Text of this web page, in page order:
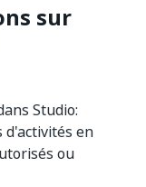
sur
Studio:
d'activités en
ou